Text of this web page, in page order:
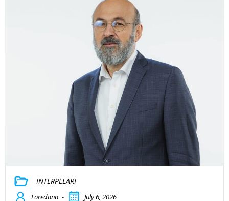
INTERPELARI
Loredana - July 6, 2026